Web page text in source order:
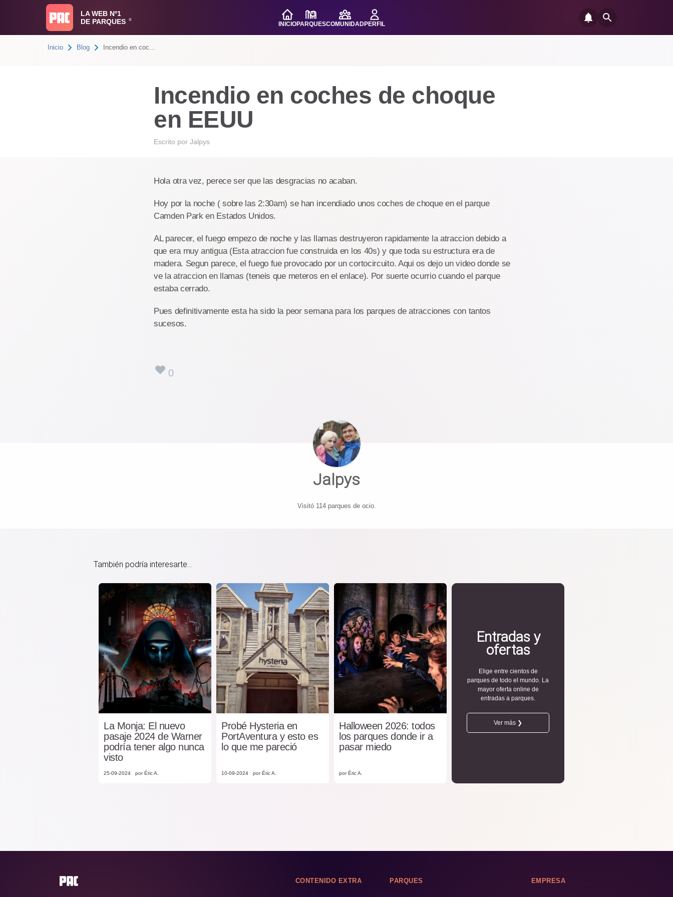
LA WEB Nº1
DE PARQUES
®
INICIOPARQUESCOMUNIDADPERFIL
Inicio Blog Incendio en coc...
Incendio en coches de choque
en EEUU
Escrito por Jalpys
Hola otra vez, perece ser que las desgracias no acaban.
Hoy por la noche ( sobre las 2:30am) se han incendiado unos coches de choque en el parque
Camden Park en Estados Unidos.
AL parecer, el fuego empezo de noche y las llamas destruyeron rapidamente la atraccion debido a
que era muy antigua (Esta atraccion fue construida en los 40s) y que toda su estructura era de
madera. Segun parece, el fuego fue provocado por un cortocircuito. Aqui os dejo un video donde se
ve la atraccion en llamas (teneis que meteros en el enlace). Por suerte ocurrio cuando el parque
estaba cerrado.
Pues definitivamente esta ha sido la peor semana para los parques de atracciones con tantos
sucesos.
0
Jalpys
Visitó 114 parques de ocio.
También podría interesarte...
La Monja: El nuevo
pasaje 2024 de Warner
podría tener algo nunca
visto
25-09-2024 por Éric A.
Probé Hysteria en
PortAventura y esto es
lo que me pareció
10-09-2024 por Éric A.
Halloween 2026: todos
los parques donde ir a
pasar miedo
por Éric A.
Entradas y
ofertas
Elige entre cientos de
parques de todo el mundo. La
mayor oferta online de
entradas a parques.
Ver más ❯
CONTENIDO EXTRA PARQUES EMPRESA